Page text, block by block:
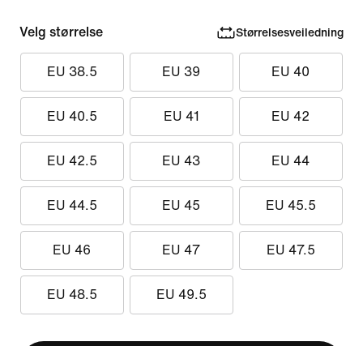
Velg størrelse Størrelsesveiledning
EU 38.5 EU 39 EU 40
EU 40.5 EU 41 EU 42
EU 42.5 EU 43 EU 44
EU 44.5 EU 45 EU 45.5
EU 46 EU 47 EU 47.5
EU 48.5 EU 49.5